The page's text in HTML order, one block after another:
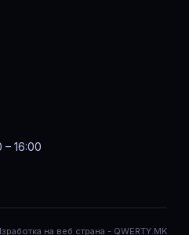
16:00
на веб страна - QWERTY.MK